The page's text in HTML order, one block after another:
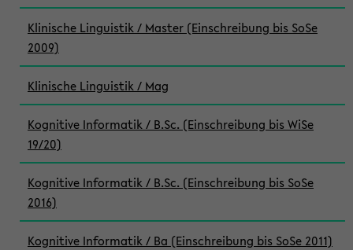
Klinische Linguistik / Master (Einschreibung bis SoSe
2009)
Klinische Linguistik / Mag
Kognitive Informatik / B.Sc. (Einschreibung bis WiSe
19/20)
Kognitive Informatik / B.Sc. (Einschreibung bis SoSe
2016)
Kognitive Informatik / Ba (Einschreibung bis SoSe 2011)